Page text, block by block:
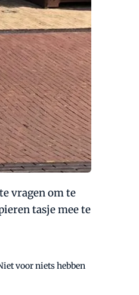
vragen om te
tasje mee te
voor niets hebben